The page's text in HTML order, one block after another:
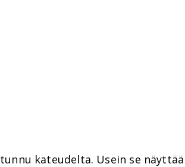
kateudelta. Usein se näyttää